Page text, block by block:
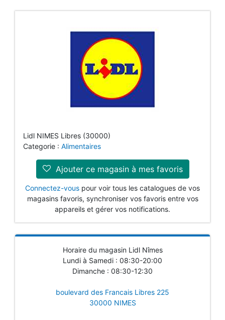
Lidl NIMES Libres (30000)
Categorie : Alimentaires
Ajouter ce magasin à mes favoris
Connectez-vous pour voir tous les catalogues de vos
magasins favoris, synchroniser vos favoris entre vos
appareils et gérer vos notifications.
Horaire du magasin Lidl Nîmes
Lundi à Samedi : 08:30-20:00
Dimanche : 08:30-12:30
boulevard des Francais Libres 225
30000 NIMES